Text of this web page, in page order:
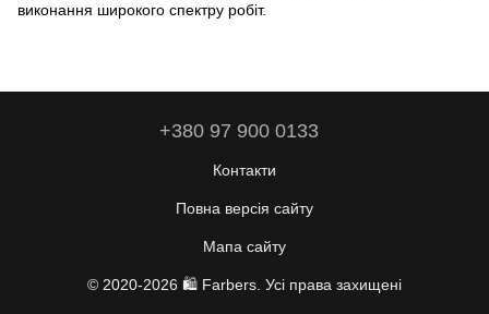
виконання широкого спектру робіт.
+380 97 900 0133
Контакти
Повна версія сайту
Мапа сайту
© 2020-2026 🛍️ Farbers . Усі права захищені